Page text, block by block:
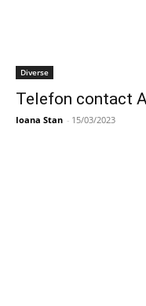
Diverse
Telefon contact
Ioana Stan - 15/03/2023